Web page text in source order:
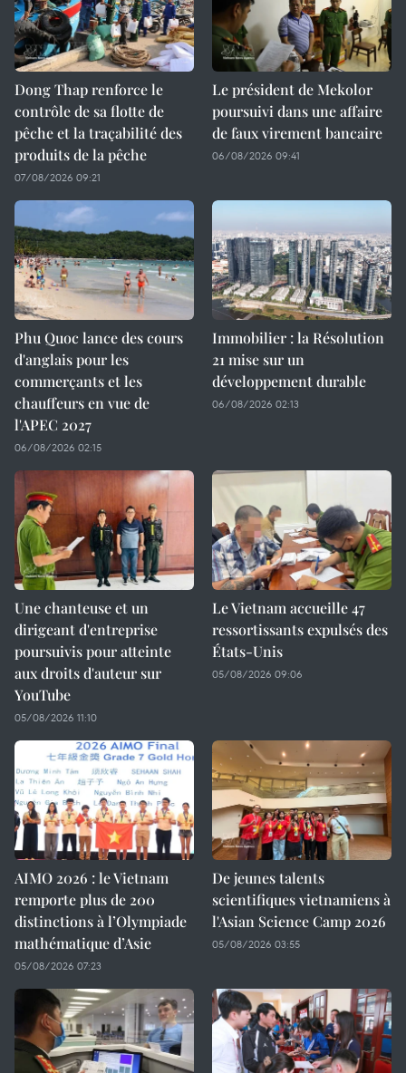
Dong Thap renforce le
contrôle de sa flotte de
pêche et la traçabilité des
produits de la pêche
07/08/2026 09:21
Le président de Mekolor
poursuivi dans une affaire
de faux virement bancaire
06/08/2026 09:41
Phu Quoc lance des cours
d'anglais pour les
commerçants et les
chauffeurs en vue de
l'APEC 2027
06/08/2026 02:15
Immobilier : la Résolution
21 mise sur un
développement durable
06/08/2026 02:13
Une chanteuse et un
dirigeant d'entreprise
poursuivis pour atteinte
aux droits d'auteur sur
YouTube
05/08/2026 11:10
Le Vietnam accueille 47
ressortissants expulsés des
États-Unis
05/08/2026 09:06
AIMO 2026 : le Vietnam
remporte plus de 200
distinctions à l’Olympiade
mathématique d’Asie
05/08/2026 07:23
De jeunes talents
scientifiques vietnamiens à
l'Asian Science Camp 2026
05/08/2026 03:55